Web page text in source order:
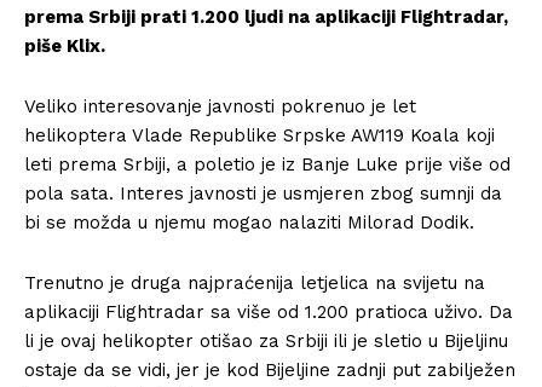
prema Srbiji prati 1.200 ljudi na aplikaciji Flightradar,
piše Klix.
Veliko interesovanje javnosti pokrenuo je let
helikoptera Vlade Republike Srpske AW119 Koala koji
leti prema Srbiji, a poletio je iz Banje Luke prije više od
pola sata. Interes javnosti je usmjeren zbog sumnji da
bi se možda u njemu mogao nalaziti Milorad Dodik.
Trenutno je druga najpraćenija letjelica na svijetu na
aplikaciji Flightradar sa više od 1.200 pratioca uživo. Da
li je ovaj helikopter otišao za Srbiji ili je sletio u Bijeljinu
ostaje da se vidi, jer je kod Bijeljine zadnji put zabilježen